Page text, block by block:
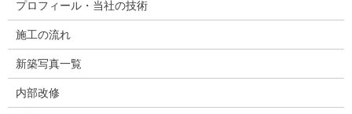
プロフィール・当社の技術
施工の流れ
新築写真一覧
内部改修